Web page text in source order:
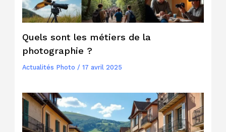
Quels sont les métiers de la
photographie ?
Actualités Photo / 17 avril 2025